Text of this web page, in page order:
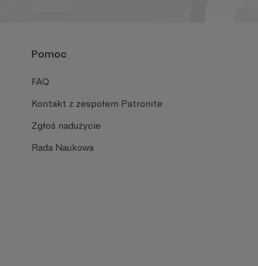
Pomoc
FAQ
Kontakt z zespołem Patronite
Zgłoś nadużycie
Rada Naukowa